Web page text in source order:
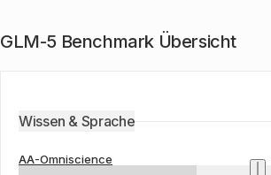
GLM-5 Benchmark Übersicht
Wissen & Sprache
AA-Omniscience